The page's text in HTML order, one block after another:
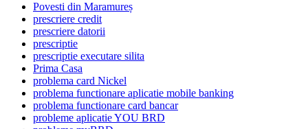
Povesti din Maramureș
prescriere credit
prescriere datorii
prescriptie
prescriptie executare silita
Prima Casa
problema card Nickel
problema functionare aplicatie mobile banking
problema functionare card bancar
probleme aplicatie YOU BRD